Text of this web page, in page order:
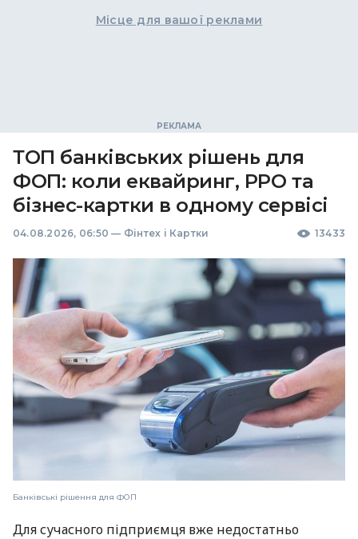
Місце для вашої реклами
ТОП банківських рішень для
ФОП: коли еквайринг, РРО та
бізнес-картки в одному сервісі
04.08.2026, 06:50 — Фінтех і Картки 13433
Банківські рішення для ФОП
Для сучасного підприємця вже недостатньо